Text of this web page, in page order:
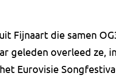
Fijnaart die samen
geleden overleed ze,
Eurovisie